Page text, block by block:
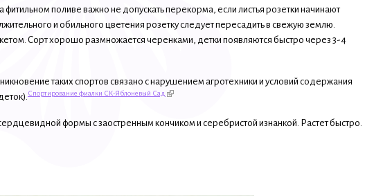
поливе важно не допускать перекорма, если листья розетки начинают
и обильного цветения розетку следует пересадить в свежую землю.
Сорт хорошо размножается черенками, детки появляются быстро через 3-4
таких спортов связано с нарушением агротехники и условий содержания
Спортирование фиалки СК-Яблоневый Сад
формы с заостренным кончиком и серебристой изнанкой. Растет быстро.